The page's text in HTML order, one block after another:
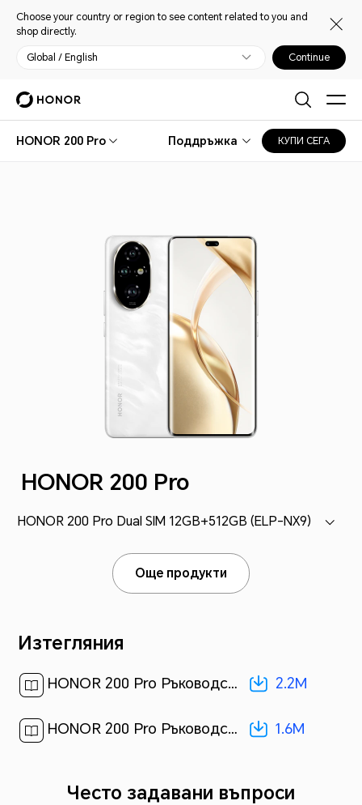
Choose your country or region to see content related to you and
shop directly.
Global / English Continue
HONOR 200 Pro Поддръжка КУПИ СЕГА
HONOR 200 Pro
HONOR 200 Pro Dual SIM 12GB+512GB (ELP-NX9)
Още продукти
Изтегляния
HONOR 200 Pro Ръководство за бърз старт-(Magic OS 8.0_02,ELP-NX9,bg)[ 2.2M ] 2.2M
HONOR 200 Pro Ръководство за потребителя-(MagicOS 8.0_01,bg)[ 1.6M ] 1.6M
Често задавани въпроси